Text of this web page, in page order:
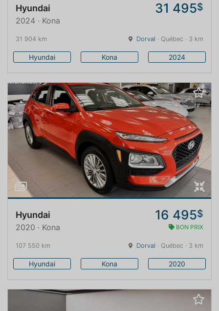
Hyundai 31 495$
2024 · Kona
31 904 km Dorval · Québec · 3 km
Hyundai Kona 2024
Hyundai 16 495$
2020 · Kona BON PRIX
107 550 km Dorval · Québec · 3 km
Hyundai Kona 2020